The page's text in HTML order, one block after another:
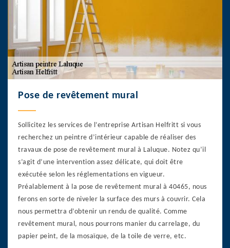
Pose de revêtement mural
Sollicitez les services de l’entreprise Artisan Helfritt si vous
recherchez un peintre d’intérieur capable de réaliser des
travaux de pose de revêtement mural à Laluque. Notez qu’il
s’agit d’une intervention assez délicate, qui doit être
exécutée selon les réglementations en vigueur.
Préalablement à la pose de revêtement mural à 40465, nous
ferons en sorte de niveler la surface des murs à couvrir. Cela
nous permettra d’obtenir un rendu de qualité. Comme
revêtement mural, nous pourrons manier du carrelage, du
papier peint, de la mosaïque, de la toile de verre, etc.